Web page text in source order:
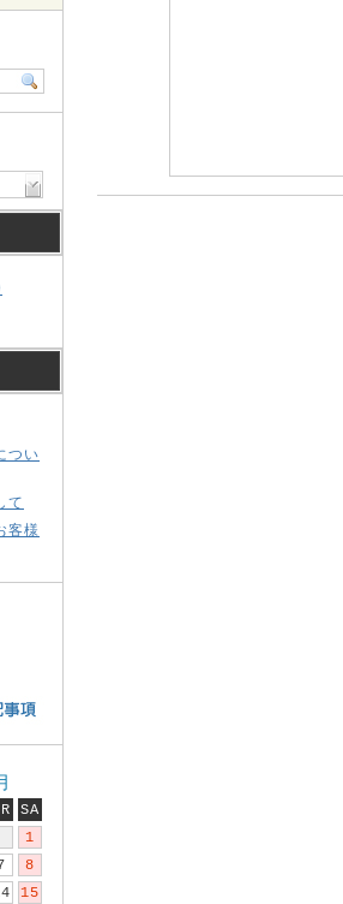
つい
て
客様
SA
1
8
15